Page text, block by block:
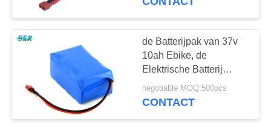
FABRIEKSREIS
KWALITEITSCONTROLE
CONTACTEER
ONS
Lithiummno2 Batterij
14
de Batterijpak van 37v
10ah Ebike, de
Elektrische Batterij
Waterdicht Hard Shell
van het Fietslithium
negotiable MOQ:500pcs
CONTACT